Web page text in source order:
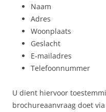
Naam
Adres
Woonplaats
Geslacht
E-mailadres
Telefoonnummer
U dient hiervoor
brochureaanvraag doet